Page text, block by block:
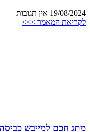
19/08/2024 אין תגובות
לקריאת המאמר >>>
מתג חכם למייבש כביסה